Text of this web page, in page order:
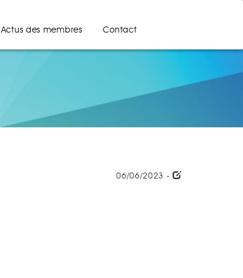
Actus des membres Contact
06/06/2023 -